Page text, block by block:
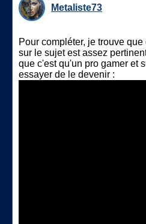
Metaliste73
Pour compléter, je trouve
sur le sujet est assez
que c'est qu'un pro gamer et
essayer de le devenir :